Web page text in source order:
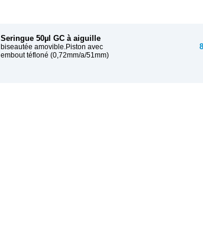
Seringue 50µl GC à aiguille
biseautée amovible.Piston avec
embout téfloné (0,72mm/a/51mm)